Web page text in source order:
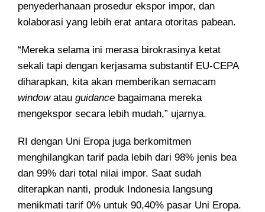
penyederhanaan prosedur ekspor impor, dan
kolaborasi yang lebih erat antara otoritas pabean.
“Mereka selama ini merasa birokrasinya ketat
sekali tapi dengan kerjasama substantif EU-CEPA
diharapkan, kita akan memberikan semacam
windowatau guidance bagaimana mereka
mengekspor secara lebih mudah,” ujarnya.
RI dengan Uni Eropa juga berkomitmen
menghilangkan tarif pada lebih dari 98% jenis bea
dan 99% dari total nilai impor. Saat sudah
diterapkan nanti, produk Indonesia langsung
menikmati tarif 0% untuk 90,40% pasar Uni Eropa.